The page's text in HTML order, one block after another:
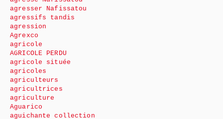
agresser Nafissatou
agressifs tandis
agression
Agrexco
agricole
AGRICOLE PERDU
agricole située
agricoles
agriculteurs
agricultrices
agriculture
Aguarico
aguichante collection